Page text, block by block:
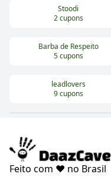
Stoodi
2cupons
Barba de Respeito
5cupons
leadlovers
9cupons
Feito com ❤️ no Brasil